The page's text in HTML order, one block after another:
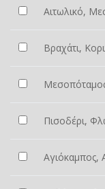
Αιτωλικό,
Βραχάτι,
Πισοδέρι,
Αγιόκαμπος,